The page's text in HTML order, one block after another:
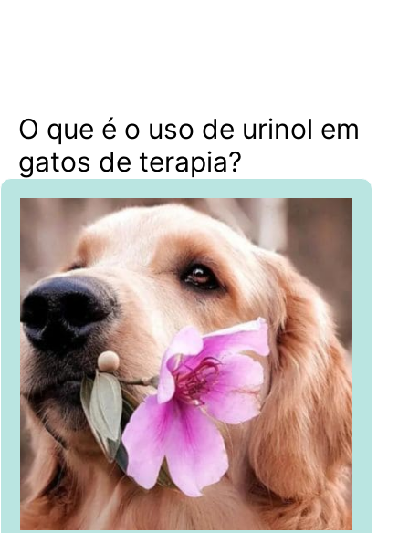
O que é o uso de urinol em
gatos de terapia?